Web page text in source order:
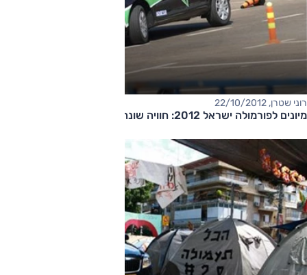
רוני שטרן, 22/10/2012
מיונים לפורמולה ישראל 2012: חוויה שונה בתכלית